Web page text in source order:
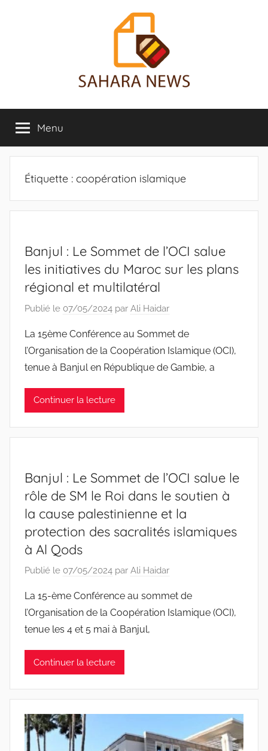
Sahara
News
sur
le
Sahara
révélée
Menu
Étiquette : coopération islamique
Banjul : Le Sommet de l’OCI salue
les initiatives du Maroc sur les plans
régional et multilatéral
Publié le 07/05/2024 par Ali Haidar
La 15ème Conférence au Sommet de
l’Organisation de la Coopération Islamique (OCI),
tenue à Banjul en République de Gambie, a
Continuer la lecture
Banjul : Le Sommet de l’OCI salue le
rôle de SM le Roi dans le soutien à
la cause palestinienne et la
protection des sacralités islamiques
à Al Qods
Publié le 07/05/2024 par Ali Haidar
La 15-ème Conférence au sommet de
l’Organisation de la Coopération Islamique (OCI),
tenue les 4 et 5 mai à Banjul,
Continuer la lecture